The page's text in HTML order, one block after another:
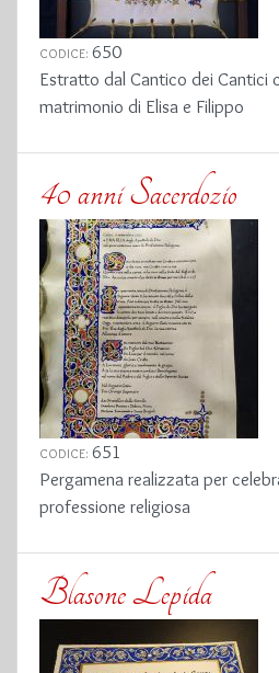
CODICE: 650
Estratto dal Cantico dei Cantici
matrimonio di Elisa e Filippo
40 anni Sacerdozio
CODICE: 651
Pergamena realizzata per
professione religiosa
Blasone Lepida